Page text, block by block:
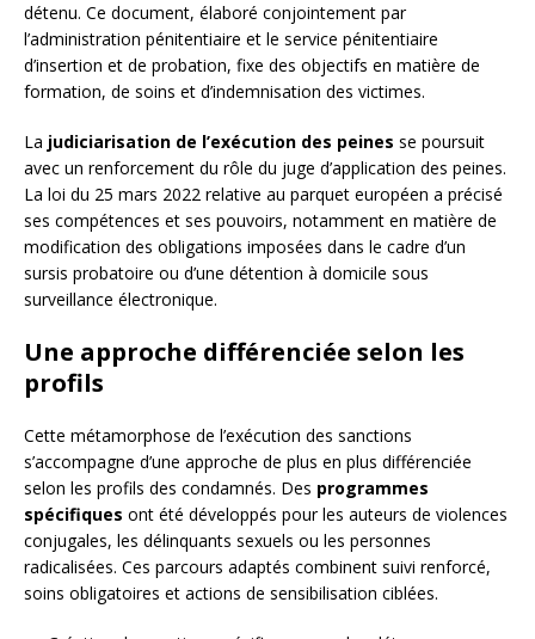
détenu. Ce document, élaboré conjointement par
l’administration pénitentiaire et le service pénitentiaire
d’insertion et de probation, fixe des objectifs en matière de
formation, de soins et d’indemnisation des victimes.
La judiciarisation de l’exécution des peines se poursuit
avec un renforcement du rôle du juge d’application des peines.
La loi du 25 mars 2022 relative au parquet européen a précisé
ses compétences et ses pouvoirs, notamment en matière de
modification des obligations imposées dans le cadre d’un
sursis probatoire ou d’une détention à domicile sous
surveillance électronique.
Une approche différenciée selon les
profils
Cette métamorphose de l’exécution des sanctions
s’accompagne d’une approche de plus en plus différenciée
selon les profils des condamnés. Des programmes
spécifiques ont été développés pour les auteurs de violences
conjugales, les délinquants sexuels ou les personnes
radicalisées. Ces parcours adaptés combinent suivi renforcé,
soins obligatoires et actions de sensibilisation ciblées.